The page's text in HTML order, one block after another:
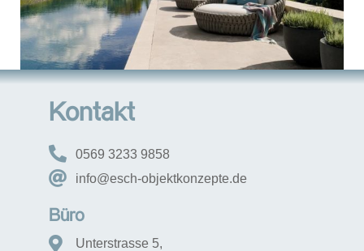
Kontakt
0569 3233 9858
info@esch-objektkonzepte.de
Büro
Unterstrasse 5,